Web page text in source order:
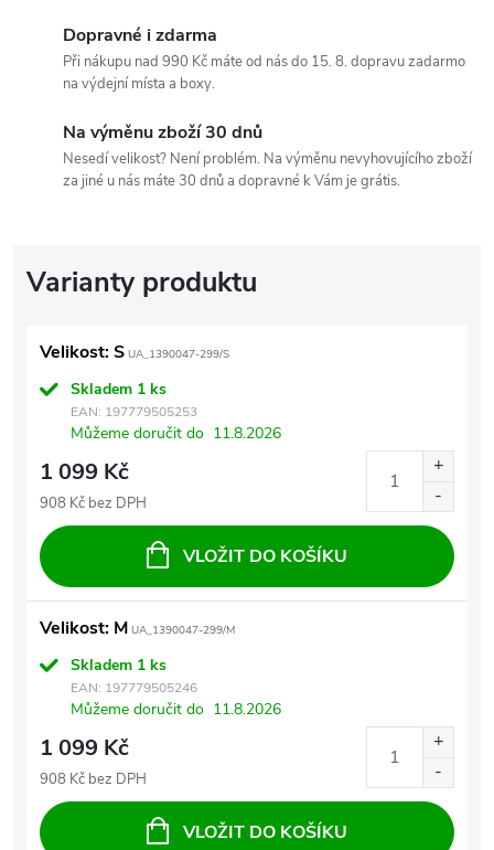
Dopravné i zdarma
Při nákupu nad 990 Kč máte od nás do 15. 8. dopravu zadarmo
na výdejní místa a boxy.
Na výměnu zboží 30 dnů
Nesedí velikost? Není problém. Na výměnu nevyhovujícího zboží
za jiné u nás máte 30 dnů a dopravné k Vám je grátis.
Velikost: S UA_1390047-299/S
Skladem 1 ks
EAN: 197779505253
Můžeme doručit do 11.8.2026
1 099 Kč
908 Kč bez DPH
VLOŽIT DO KOŠÍKU
Velikost: M UA_1390047-299/M
Skladem 1 ks
EAN: 197779505246
Můžeme doručit do 11.8.2026
1 099 Kč
908 Kč bez DPH
VLOŽIT DO KOŠÍKU